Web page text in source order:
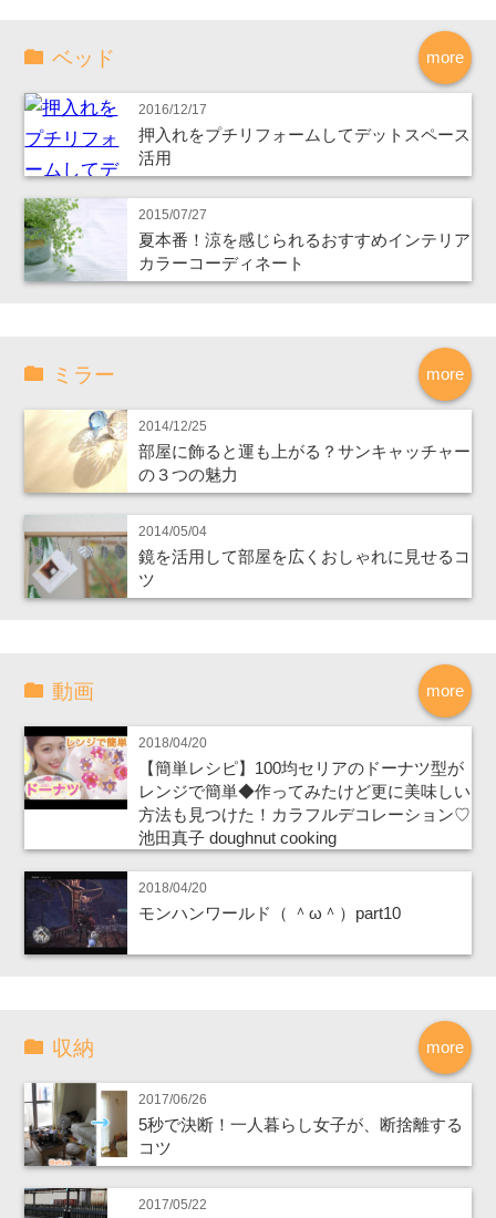
more
ベッド
2016/12/17
押入れをプチリフォームしてデットスペース
活用
2015/07/27
夏本番！涼を感じられるおすすめインテリア
カラーコーディネート
more
ミラー
2014/12/25
部屋に飾ると運も上がる？サンキャッチャー
の３つの魅力
2014/05/04
鏡を活用して部屋を広くおしゃれに見せるコ
ツ
more
動画
2018/04/20
【簡単レシピ】100均セリアのドーナツ型が
レンジで簡単◆作ってみたけど更に美味しい
方法も見つけた！カラフルデコレーション♡
池田真子 doughnut cooking
2018/04/20
モンハンワールド（ ＾ω＾）part10
more
収納
2017/06/26
5秒で決断！一人暮らし女子が、断捨離する
コツ
2017/05/22